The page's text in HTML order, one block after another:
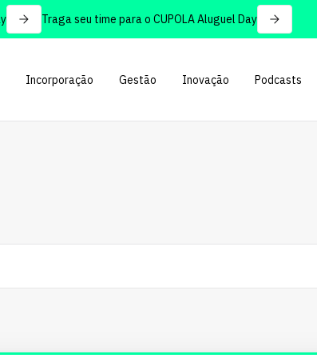
Traga seu time para o CUPOLA Aluguel Day
Incorporação Gestão Inovação Podcasts